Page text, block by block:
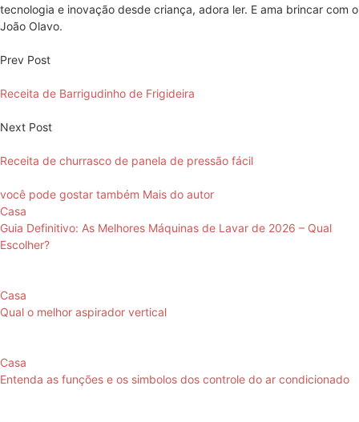
tecnologia e inovação desde criança, adora ler. E ama brincar com o
João Olavo.
Prev Post
Receita de Barrigudinho de Frigideira
Next Post
Receita de churrasco de panela de pressão fácil
você pode gostar também Mais do autor
Casa
Guia Definitivo: As Melhores Máquinas de Lavar de 2026 – Qual
Escolher?
Casa
Qual o melhor aspirador vertical
Casa
Entenda as funções e os simbolos dos controle do ar condicionado